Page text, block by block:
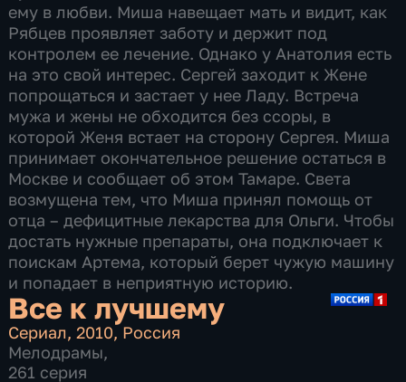
ему в любви. Миша навещает мать и видит, как
Рябцев проявляет заботу и держит под
контролем ее лечение. Однако у Анатолия есть
на это свой интерес. Сергей заходит к Жене
попрощаться и застает у нее Ладу. Встреча
мужа и жены не обходится без ссоры, в
которой Женя встает на сторону Сергея. Миша
принимает окончательное решение остаться в
Москве и сообщает об этом Тамаре. Света
возмущена тем, что Миша принял помощь от
отца – дефицитные лекарства для Ольги. Чтобы
достать нужные препараты, она подключает к
поискам Артема, который берет чужую машину
и попадает в неприятную историю.
Все к лучшему
Сериал,2010, Россия
Мелодрамы,
261 серия